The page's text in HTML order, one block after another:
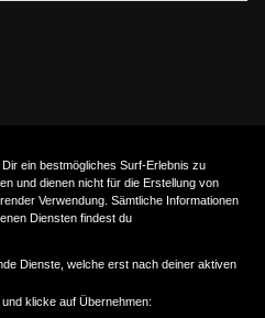
geschlossen
09:00 - 13:00 und 14:00 - 18:00
ein bestmögliches Surf-Erlebnis zu
und dienen nicht für die Erstellung von
Verwendung. Sämtliche Informationen
Diensten findest du
Dienste, welche erst nach deiner aktiven
klicke auf Übernehmen: